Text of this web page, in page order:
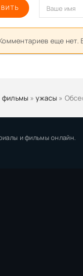
еще нет.
фильмы »ужасы »
и фильмы онлайн.